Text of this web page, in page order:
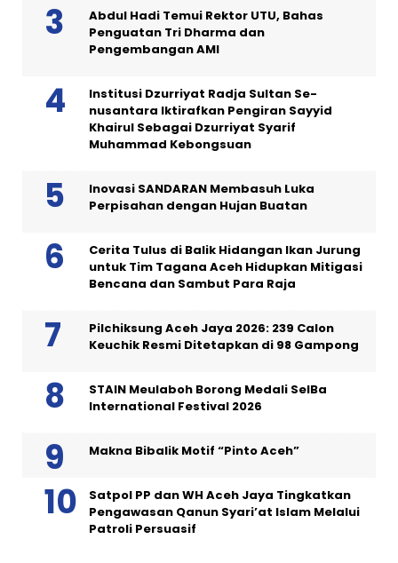
Abdul Hadi Temui Rektor UTU, Bahas
Penguatan Tri Dharma dan
Pengembangan AMI
Institusi Dzurriyat Radja Sultan Se-
nusantara Iktirafkan Pengiran Sayyid
Khairul Sebagai Dzurriyat Syarif
Muhammad Kebongsuan
Inovasi SANDARAN Membasuh Luka
Perpisahan dengan Hujan Buatan
Cerita Tulus di Balik Hidangan Ikan Jurung
untuk Tim Tagana Aceh Hidupkan Mitigasi
Bencana dan Sambut Para Raja
Pilchiksung Aceh Jaya 2026: 239 Calon
Keuchik Resmi Ditetapkan di 98 Gampong
STAIN Meulaboh Borong Medali SeIBa
International Festival 2026
Makna Bibalik Motif “Pinto Aceh”
Satpol PP dan WH Aceh Jaya Tingkatkan
Pengawasan Qanun Syari’at Islam Melalui
Patroli Persuasif